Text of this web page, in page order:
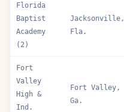
Florida
Baptist
Academy
(2)
Jacksonville,
Fla.
Fort
Valley
High &
Ind.
Fort Valley,
Ga.